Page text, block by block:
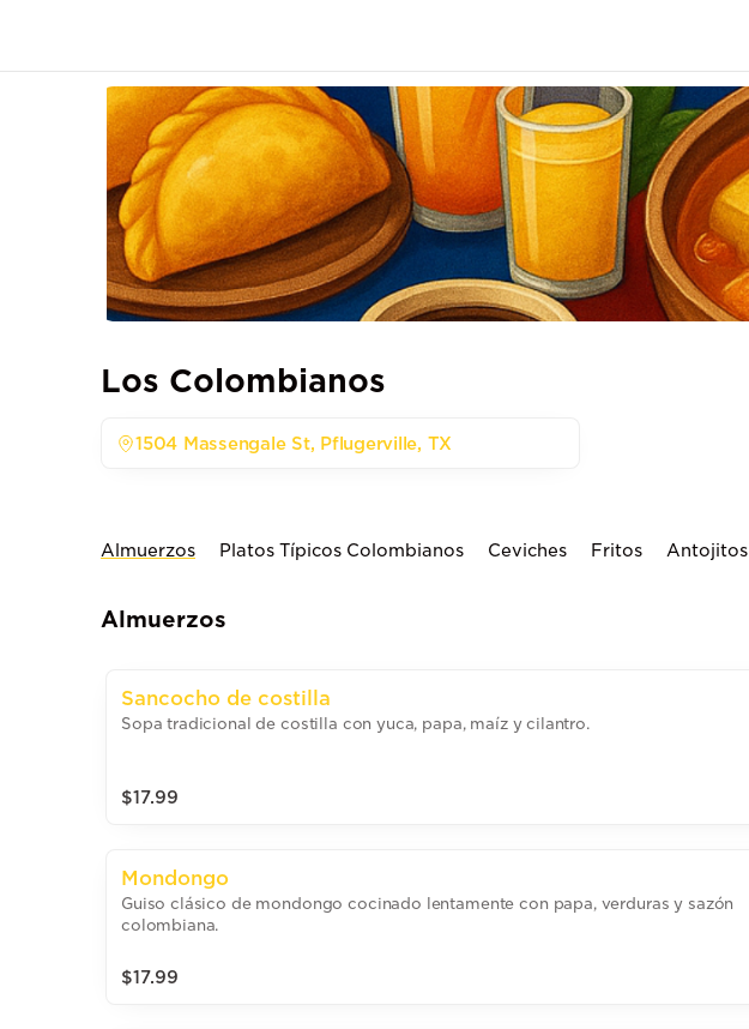
Los Colombianos
1504 Massengale St, Pflugerville, TX
Almuerzos Platos Típicos Colombianos Ceviches Fritos Antojitos
Almuerzos
Sancocho de costilla
Sopa tradicional de costilla con yuca, papa, maíz y cilantro.
$17.99
Mondongo
Guiso clásico de mondongo cocinado lentamente con papa, verduras y sazón
colombiana.
$17.99